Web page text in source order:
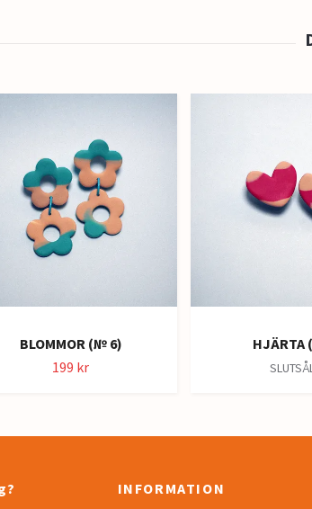
BLOMMOR (№ 6)
199 kr
HJÄRTA
INFORMATION